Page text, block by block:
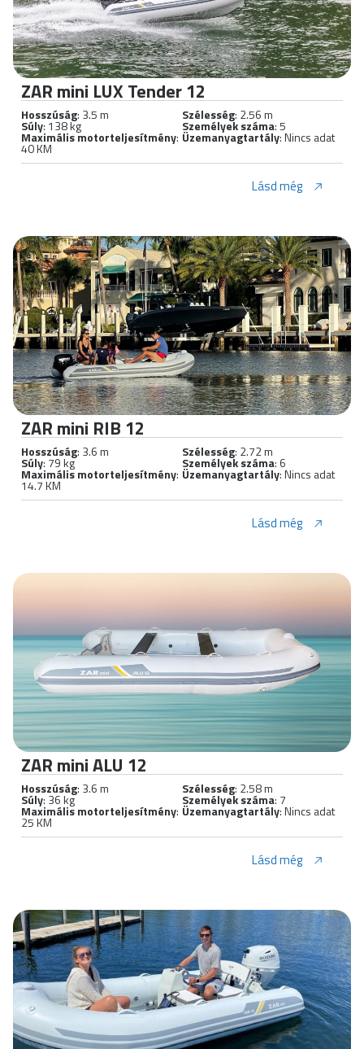
ZAR mini LUX Tender 12
Hosszúság: 3.5 m Szélesség: 2.56 m
Súly: 138 kg Személyek száma: 5
Maximális motorteljesítmény:
40 KM
Üzemanyagtartály: Nincs adat
Lásd még
ZAR mini RIB 12
Hosszúság: 3.6 m Szélesség: 2.72 m
Súly: 79 kg Személyek száma: 6
Maximális motorteljesítmény:
14.7 KM
Üzemanyagtartály: Nincs adat
Lásd még
ZAR mini ALU 12
Hosszúság: 3.6 m Szélesség: 2.58 m
Súly: 36 kg Személyek száma: 7
Maximális motorteljesítmény:
25 KM
Üzemanyagtartály: Nincs adat
Lásd még